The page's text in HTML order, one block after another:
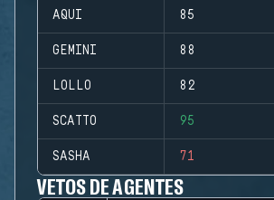
AQUI 85
GEMINI 88
LOLLO 82
SCATTO 95
SASHA 71
VETOS DE AGENTES